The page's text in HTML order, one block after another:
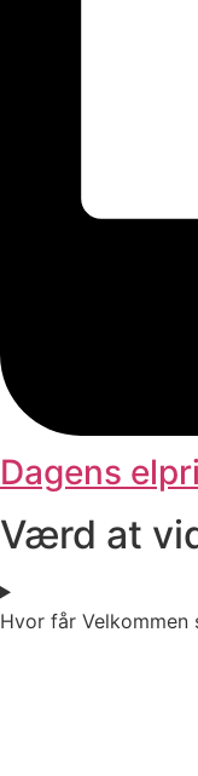
Dagens
Værd at
Hvor får Velkommen